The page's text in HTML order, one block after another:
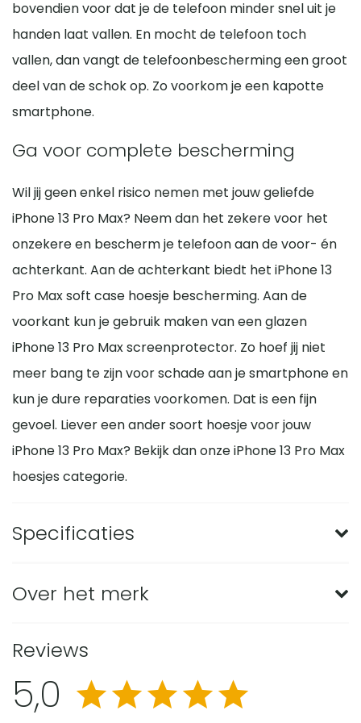
bovendien voor dat je de telefoon minder snel uit je
handen laat vallen. En mocht de telefoon toch
vallen, dan vangt de telefoonbescherming een groot
deel van de schok op. Zo voorkom je een kapotte
smartphone.
Ga voor complete bescherming
Wil jij geen enkel risico nemen met jouw geliefde
iPhone 13 Pro Max? Neem dan het zekere voor het
onzekere en bescherm je telefoon aan de voor- én
achterkant. Aan de achterkant biedt het iPhone 13
Pro Max soft case hoesje bescherming. Aan de
voorkant kun je gebruik maken van een glazen
iPhone 13 Pro Max screenprotector. Zo hoef jij niet
meer bang te zijn voor schade aan je smartphone en
kun je dure reparaties voorkomen. Dat is een fijn
gevoel. Liever een ander soort hoesje voor jouw
iPhone 13 Pro Max? Bekijk dan onze iPhone 13 Pro Max
hoesjes categorie.
Specificaties
Geschikt voor model
Materiaal TPU
Over het merk
je voor de beste bescherming van je telefoon. Je
kunt hiermee onnodig dure schermreparaties
voorkomen. De producten van BMAX gaan gepaard
Reviews
5,0